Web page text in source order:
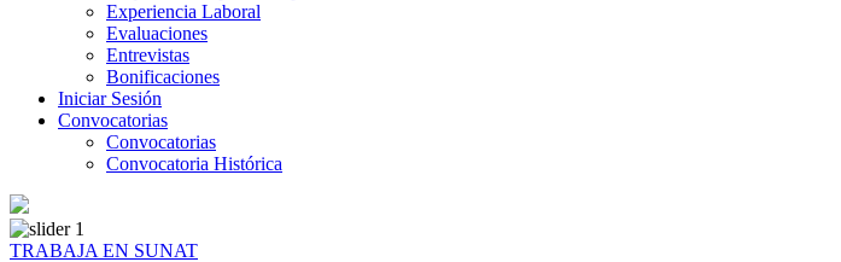
Experiencia Laboral
Evaluaciones
Entrevistas
Bonificaciones
Iniciar Sesión
Convocatorias
Convocatorias
Convocatoria Histórica
TRABAJA EN SUNAT